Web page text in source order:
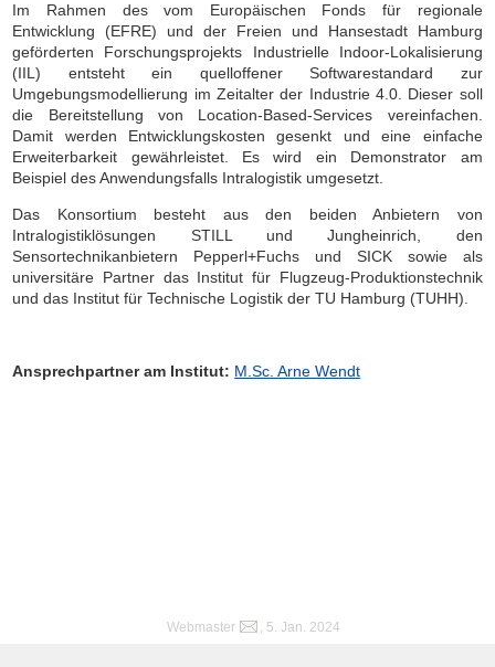
Im Rahmen des vom Europäischen Fonds für regionale
Entwicklung (EFRE) und der Freien und Hansestadt Hamburg
geförderten Forschungsprojekts Industrielle Indoor-Lokalisierung
(IIL) entsteht ein quelloffener Softwarestandard zur
Umgebungsmodellierung im Zeitalter der Industrie 4.0. Dieser soll
die Bereitstellung von Location-Based-Services vereinfachen.
Damit werden Entwicklungskosten gesenkt und eine einfache
Erweiterbarkeit gewährleistet. Es wird ein Demonstrator am
Beispiel des Anwendungsfalls Intralogistik umgesetzt.
Das Konsortium besteht aus den beiden Anbietern von
Intralogistiklösungen STILL und Jungheinrich, den
Sensortechnikanbietern Pepperl+Fuchs und SICK sowie als
universitäre Partner das Institut für Flugzeug-Produktionstechnik
und das Institut für Technische Logistik der TU Hamburg (TUHH).
Ansprechpartner am Institut: M.Sc. Arne Wendt
Webmaster , 5. Jan. 2024